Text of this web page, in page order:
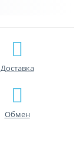
Доставка
Обмен